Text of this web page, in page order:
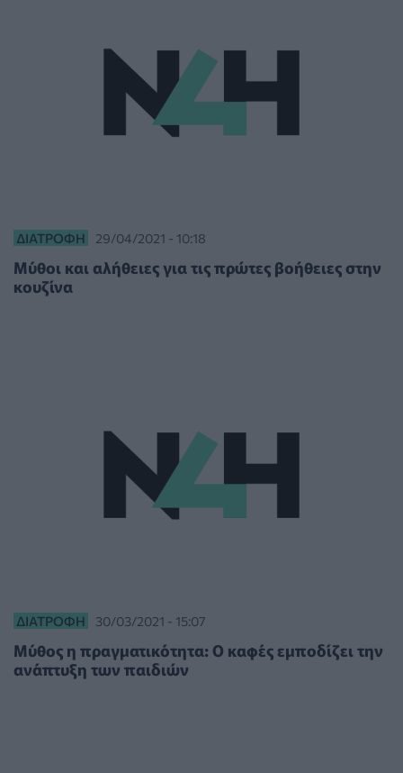
ΔΙΑΤΡΟΦΉ 29/04/2021 - 10:18
Mύθοι και αλήθειες για τις πρώτες βοήθειες στην
κουζίνα
ΔΙΑΤΡΟΦΉ 30/03/2021 - 15:07
Μύθος η πραγματικότητα: Ο καφές εμποδίζει την
ανάπτυξη των παιδιών